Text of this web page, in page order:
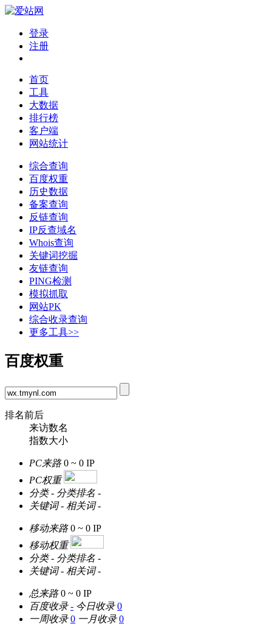
登录
注册
首页
工具
大数据
排行榜
客户端
网站统计
综合查询
百度权重
历史数据
备案查询
反链查询
IP反查域名
Whois查询
关键词挖掘
友链查询
PING检测
模拟抓取
网站PK
综合收录查询
更多工具>>
百度权重
排名前后
来访数名
指数大小
PC来路 0 ~ 0 IP
PC权重
分类 - 分类排名 -
关键词 - 相关词 -
移动来路 0 ~ 0 IP
移动权重
分类 - 分类排名 -
关键词 - 相关词 -
总来路 0 ~ 0 IP
百度收录 - 今日收录 0
一周收录 0 一月收录 0